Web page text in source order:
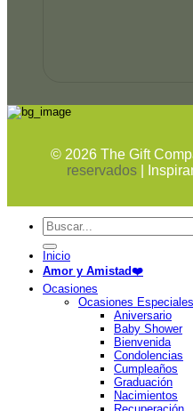
© 2026The Gift
reservados
|
Buscar
por:
Inicio
Amor y Amistad❤️
Ocasiones
Ocasiones Especiales
Aniversario
Baby Shower
Bienvenida
Condolencias
Cumpleaños
Graduación
Nacimientos